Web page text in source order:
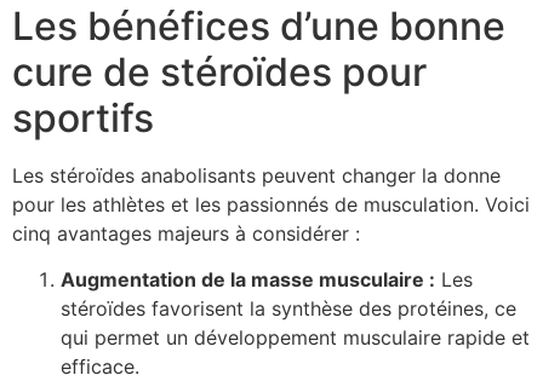
Les bénéfices d’une bonne
cure de stéroïdes pour
sportifs
Les stéroïdes anabolisants peuvent changer la donne
pour les athlètes et les passionnés de musculation. Voici
cinq avantages majeurs à considérer :
Augmentation de la masse musculaire : Les
stéroïdes favorisent la synthèse des protéines, ce
qui permet un développement musculaire rapide et
efficace.